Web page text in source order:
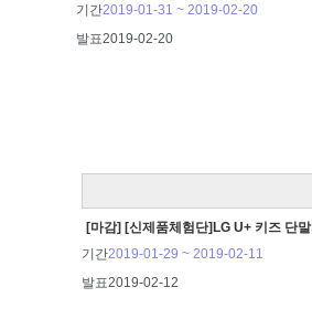
기간2019-01-31 ~ 2019-02-20
발표2019-02-20
[마감] [신제품체험단]LG U+ 키즈 단
기간2019-01-29 ~ 2019-02-11
발표2019-02-12